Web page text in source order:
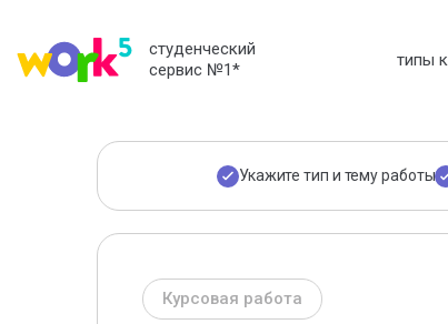
студенческий
сервис №1* типы
Укажите тип и тему работы
Курсовая работа